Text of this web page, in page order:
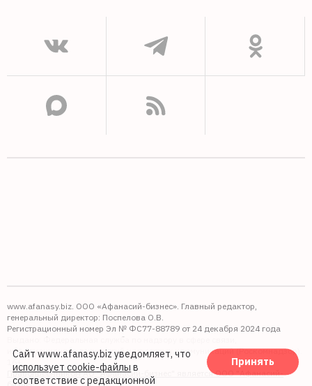
www.afanasy.biz. ООО «Афанасий-бизнес». Главный редактор,
генеральный директор: Поспелова О.В.
Регистрационный номер Эл № ФС77-88789 от 24 декабря 2024 года
Выдано: Федеральная служба по надзору в сфере связи,
информационных технологий и массовых коммуникаций (Роскомнадзор).
Правопреемником АО "Афанасий-бизнес" является ООО "Афанасий-
Сайт www.afanasy.biz уведомляет, что
использует cookie-файлы в
соответствие с редакционной
Принять